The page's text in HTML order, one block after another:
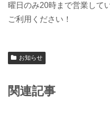
曜日のみ20時まで営業して
ご利用ください！
お知らせ
関連記事